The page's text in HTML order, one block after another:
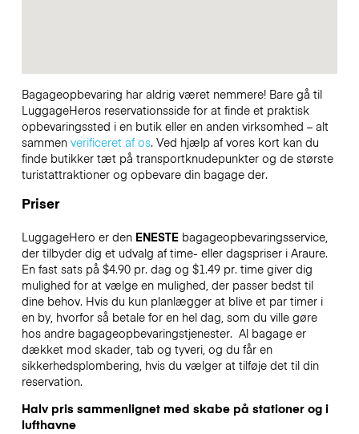
Bagageopbevaring har aldrig været nemmere! Bare gå til
LuggageHeros reservationsside for at finde et praktisk
opbevaringssted i en butik eller en anden virksomhed – alt
sammen verificeret af os. Ved hjælp af vores kort kan du
finde butikker tæt på transportknudepunkter og de største
turistattraktioner og opbevare din bagage der.
Priser
LuggageHero er den ENESTEbagageopbevaringsservice,
der tilbyder dig et udvalg af time- eller dagspriser i Araure.
En fast sats på $4.90 pr. dag og $1.49 pr. time giver dig
mulighed for at vælge en mulighed, der passer bedst til
dine behov. Hvis du kun planlægger at blive et par timer i
en by, hvorfor så betale for en hel dag, som du ville gøre
hos andre bagageopbevaringstjenester. Al bagage er
dækket mod skader, tab og tyveri, og du får en
sikkerhedsplombering, hvis du vælger at tilføje det til din
reservation.
Halv pris sammenlignet med skabe på stationer og i
lufthavne